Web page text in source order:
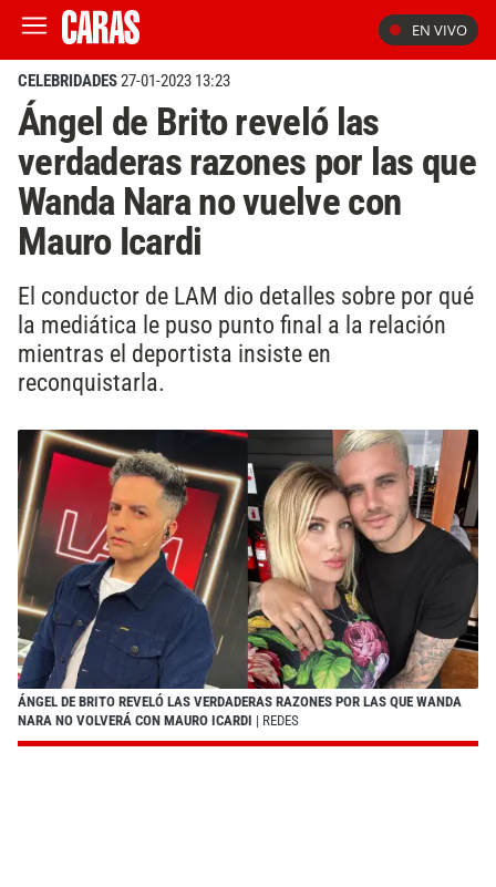
EN VIVO
CELEBRIDADES27-01-2023 13:23
Ángel de Brito reveló las
verdaderas razones por las que
Wanda Nara no vuelve con
Mauro Icardi
El conductor de LAM dio detalles sobre por qué
la mediática le puso punto final a la relación
mientras el deportista insiste en
reconquistarla.
ÁNGEL DE BRITO REVELÓ LAS VERDADERAS RAZONES POR LAS QUE WANDA
NARA NO VOLVERÁ CON MAURO ICARDI | REDES